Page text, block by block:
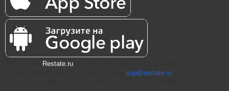
Restate.ru
sup@restate.ru